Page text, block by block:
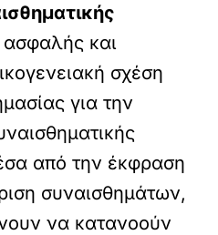
και
σχέση
για την
από την έκφραση
συναισθημάτων,
να κατανοούν